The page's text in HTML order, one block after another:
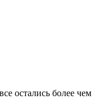
остались более чем